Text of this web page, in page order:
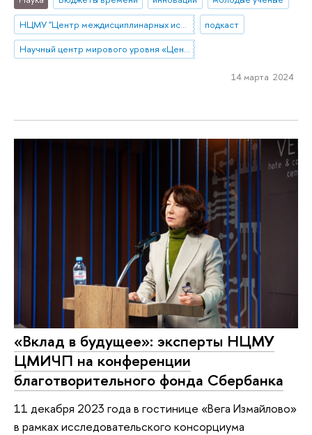
НЦМУ "Центр междисциплинарных исследований человеческого потенциала"
подкаст
Научный центр мирового уровня «Центр междисциплинарных исследований человеческого потенциала»
14 марта 2024
«Вклад в будущее»: эксперты НЦМУ
ЦМИЧП на конференции
благотворительного фонда Сбербанка
11 декабря 2023 года в гостинице «Вега Измайлово»
в рамках исследовательского консорциума